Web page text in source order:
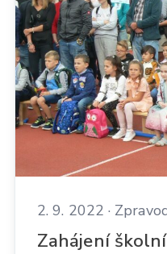
2. 9. 2022 ·
Zahájení